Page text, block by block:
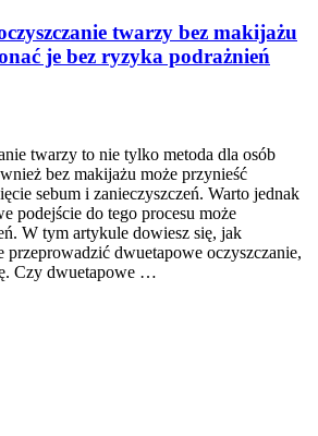
twarzy bez makijażu
je bez ryzyka podrażnień
twarzy to nie tylko metoda dla osób
bez makijażu może przynieść
sebum i zanieczyszczeń. Warto jednak
podejście do tego procesu może
W tym artykule dowiesz się, jak
przeprowadzić dwuetapowe oczyszczanie,
Czy dwuetapowe …